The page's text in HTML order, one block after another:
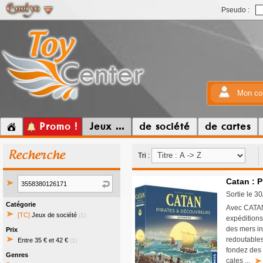
Pseudo :
Mon
Promo ! Jeux ... de société de cartes
Recherche
Catégorie
[TC] Jeux de société (1)
Prix
Entre 35 € et 42 € (1)
Genres
Tri :
Catan :
Sortie le
Avec
des mers
fondez
cales ...